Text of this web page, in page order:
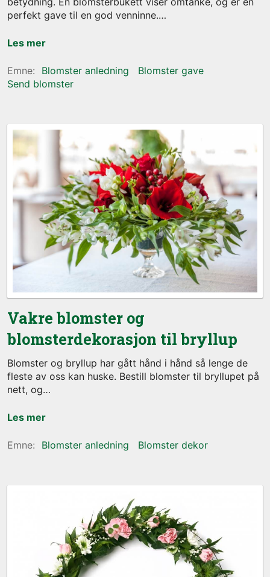
perfekt gave til en god venninne.
Les mer
Blomster anledning
Blomster gave
Send blomster
Vakre blomster og
blomsterdekorasjon til bryllup
Blomster og bryllup har gått hånd i hånd så lenge de
fleste av oss kan huske. Bestill blomster til bryllupet på
nett, og
Les mer
Blomster anledning Blomster dekor